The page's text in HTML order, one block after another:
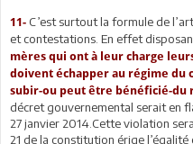
11- C’est surtout la formule de
et contestations. En effet
mères qui ont à leur charge
doivent échapper au régime
subir-ou peut être bénéficié-du
décret gouvernemental serait en
27 janvier 2014.Cette violation
21 de la constitution érige